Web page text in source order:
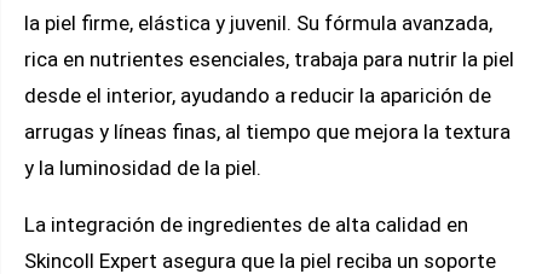
la piel firme, elástica y juvenil. Su fórmula avanzada,
rica en nutrientes esenciales, trabaja para nutrir la piel
desde el interior, ayudando a reducir la aparición de
arrugas y líneas finas, al tiempo que mejora la textura
y la luminosidad de la piel.
La integración de ingredientes de alta calidad en
Skincoll Expert asegura que la piel reciba un soporte